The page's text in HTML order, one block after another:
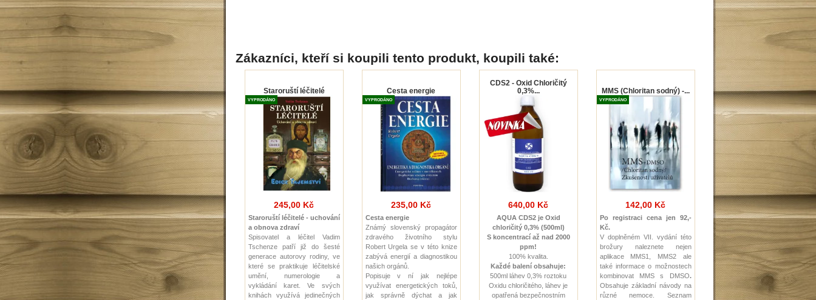
Zákazníci, kteří si koupili tento produkt, koupili také:
Staroruští léčitelé
VYPRODÁNO
245,00 Kč
Staroruští léčitelé - uchování
a obnova zdraví
Spisovatel a léčitel Vadim
Tschenze patří již do šesté
generace autorovy rodiny, ve
které se praktikuje léčitelské
umění, numerologie a
vykládání karet.
Ve svých
knihách využívá jedinečných
Cesta energie
VYPRODÁNO
235,00 Kč
Cesta energie
Známý slovenský propagátor
zdravého životního stylu
Robert Urgela se v této knize
zabývá energií a diagnostikou
našich orgánů.
Popisuje v ní jak nejlépe
využívat energetických toků,
jak správně dýchat a jak
CDS2 - Oxid Chloričitý
0,3%...
640,00 Kč
AQUA CDS2 je Oxid
chloričitý 0,3% (500ml)
S koncentrací až nad 2000
ppm!
100% kvalita.
Každé balení obsahuje:
500ml láhev 0,3% roztoku
Oxidu chloričitého, láhev je
opatřená bezpečnostním
MMS (Chloritan sodný) -...
VYPRODÁNO
142,00 Kč
Po registraci cena jen 92,-
Kč.
V doplněném VII. vydání této
brožury naleznete nejen
aplikace MMS1, MMS2 ale
také informace o možnostech
kombinovat MMS s DMSO.
Obsahuje základní návody na
různé nemoce. Seznam